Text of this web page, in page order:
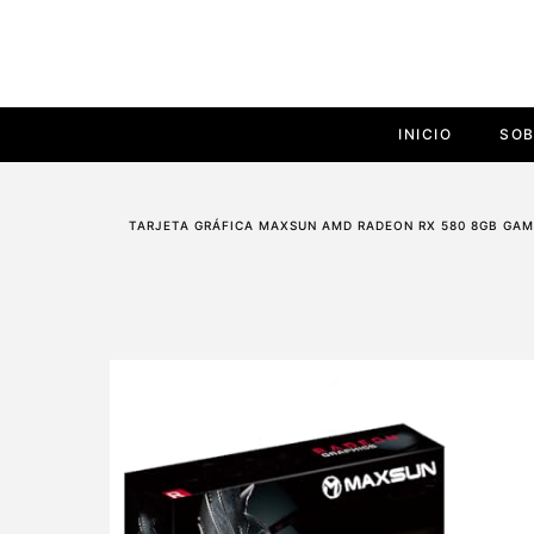
INICIO
TARJETA GRÁFICA MAXSUN AMD RADEON RX 580 8GB